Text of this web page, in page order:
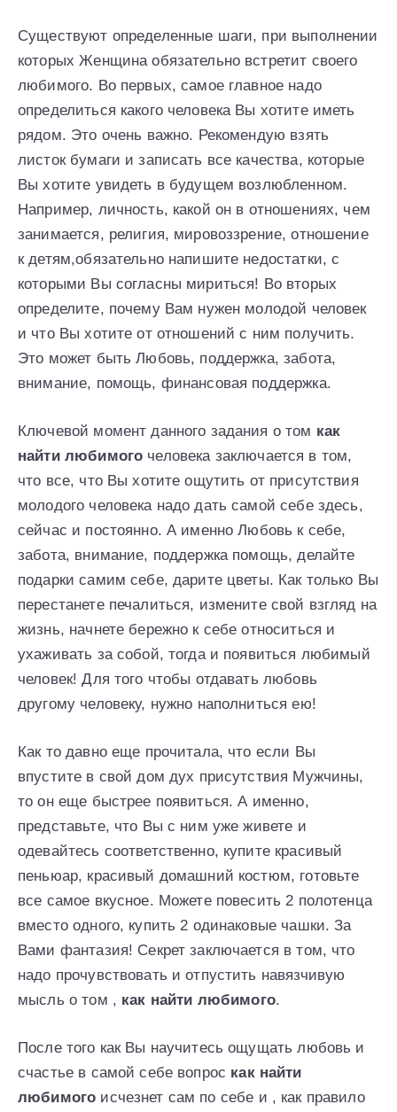
Существуют определенные шаги, при выполнении
которых Женщина обязательно встретит своего
любимого. Во первых, самое главное надо
определиться какого человека Вы хотите иметь
рядом. Это очень важно. Рекомендую взять
листок бумаги и записать все качества, которые
Вы хотите увидеть в будущем возлюбленном.
Например, личность, какой он в отношениях, чем
занимается, религия, мировоззрение, отношение
к детям,обязательно напишите недостатки, с
которыми Вы согласны мириться! Во вторых
определите, почему Вам нужен молодой человек
и что Вы хотите от отношений с ним получить.
Это может быть Любовь, поддержка, забота,
внимание, помощь, финансовая поддержка.
Ключевой момент данного задания о том как
найти любимого человека заключается в том,
что все, что Вы хотите ощутить от присутствия
молодого человека надо дать самой себе здесь,
сейчас и постоянно. А именно Любовь к себе,
забота, внимание, поддержка помощь, делайте
подарки самим себе, дарите цветы. Как только Вы
перестанете печалиться, измените свой взгляд на
жизнь, начнете бережно к себе относиться и
ухаживать за собой, тогда и появиться любимый
человек! Для того чтобы отдавать любовь
другому человеку, нужно наполниться ею!
Как то давно еще прочитала, что если Вы
впустите в свой дом дух присутствия Мужчины,
то он еще быстрее появиться. А именно,
представьте, что Вы с ним уже живете и
одевайтесь соответственно, купите красивый
пеньюар, красивый домашний костюм, готовьте
все самое вкусное. Можете повесить 2 полотенца
вместо одного, купить 2 одинаковые чашки. За
Вами фантазия! Секрет заключается в том, что
надо прочувствовать и отпустить навязчивую
мысль о том , как найти любимого.
После того как Вы научитесь ощущать любовь и
счастье в самой себе вопрос как найти
любимого исчезнет сам по себе и , как правило